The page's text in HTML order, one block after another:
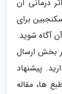
درمانی آن
برای
آگاه شوید.
بخش ارسال
پیشنهاد
ها، مقاله